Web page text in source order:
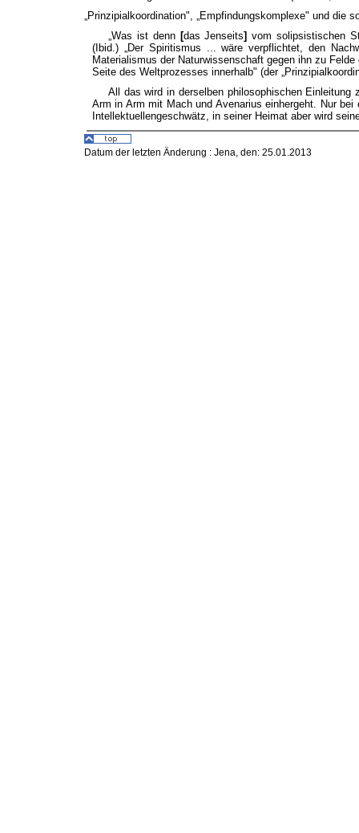
„Prinzipialkoordination", „Empfindungskomplexe" und die
„Was ist denn [das Jenseits] vom solipsistischen
(Ibid.) „Der Spiritismus ... wäre verpflichtet, den
Materialismus der Naturwissenschaft gegen ihn zu
Seite des Weltprozesses innerhalb" (der
All das wird in derselben philosophischen Einleitung
Arm in Arm mit Mach und Avenarius einhergeht. Nur
Intellektuellengeschwätz, in seiner Heimat aber wird
Datum der letzten Änderung : Jena, den: 25.01.2013